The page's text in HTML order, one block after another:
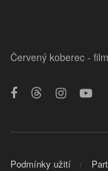
Červený koberec -
Podmínky užití